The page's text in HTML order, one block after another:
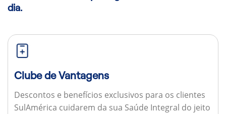
dia.
Clube de Vantagens
Descontos e benefícios exclusivos para os clientes
SulAmérica cuidarem da sua Saúde Integral do jeito